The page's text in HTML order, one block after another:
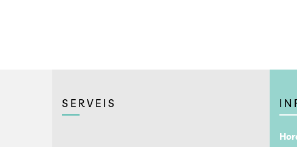
SERVEIS